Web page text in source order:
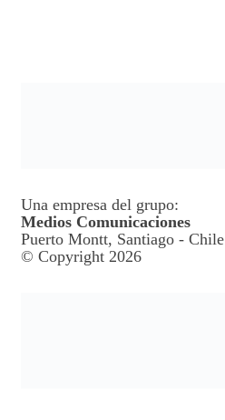
Una empresa del grupo:
Medios Comunicaciones
Puerto Montt, Santiago - Chile
© Copyright 2026